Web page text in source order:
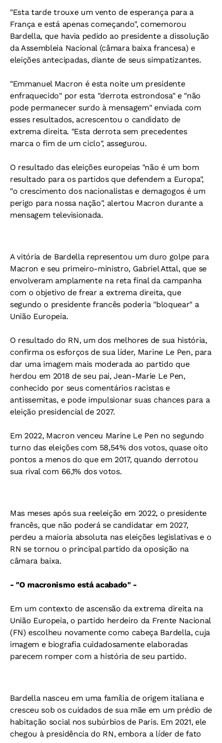
"Esta tarde trouxe um vento de esperança para a
França e está apenas começando", comemorou
Bardella, que havia pedido ao presidente a dissolução
da Assembleia Nacional (câmara baixa francesa) e
eleições antecipadas, diante de seus simpatizantes.
"Emmanuel Macron é esta noite um presidente
enfraquecido" por esta "derrota estrondosa" e "não
pode permanecer surdo à mensagem" enviada com
esses resultados, acrescentou o candidato de
extrema direita. "Esta derrota sem precedentes
marca o fim de um ciclo", assegurou.
O resultado das eleições europeias "não é um bom
resultado para os partidos que defendem a Europa",
"o crescimento dos nacionalistas e demagogos é um
perigo para nossa nação", alertou Macron durante a
mensagem televisionada.
A vitória de Bardella representou um duro golpe para
Macron e seu primeiro-ministro, Gabriel Attal, que se
envolveram amplamente na reta final da campanha
com o objetivo de frear a extrema direita, que
segundo o presidente francês poderia "bloquear" a
União Europeia.
O resultado do RN, um dos melhores de sua história,
confirma os esforços de sua líder, Marine Le Pen, para
dar uma imagem mais moderada ao partido que
herdou em 2018 de seu pai, Jean-Marie Le Pen,
conhecido por seus comentários racistas e
antissemitas, e pode impulsionar suas chances para a
eleição presidencial de 2027.
Em 2022, Macron venceu Marine Le Pen no segundo
turno das eleições com 58,54% dos votos, quase oito
pontos a menos do que em 2017, quando derrotou
sua rival com 66,1% dos votos.
Mas meses após sua reeleição em 2022, o presidente
francês, que não poderá se candidatar em 2027,
perdeu a maioria absoluta nas eleições legislativas e o
RN se tornou o principal partido da oposição na
câmara baixa.
- "O macronismo está acabado" -
Em um contexto de ascensão da extrema direita na
União Europeia, o partido herdeiro da Frente Nacional
(FN) escolheu novamente como cabeça Bardella, cuja
imagem e biografia cuidadosamente elaboradas
parecem romper com a história de seu partido.
Bardella nasceu em uma família de origem italiana e
cresceu sob os cuidados de sua mãe em um prédio de
habitação social nos subúrbios de Paris. Em 2021, ele
chegou à presidência do RN, embora a líder de fato